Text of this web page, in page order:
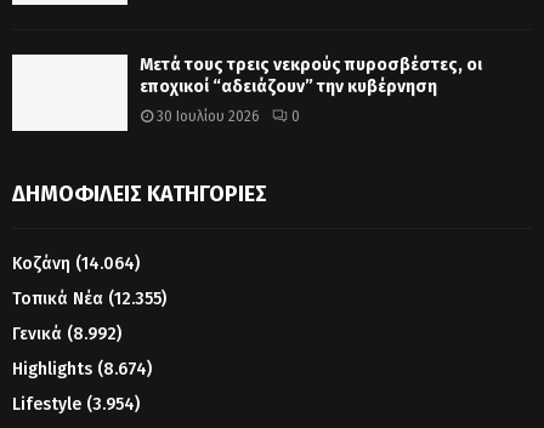
Μετά τους τρεις νεκρούς πυροσβέστες, οι
εποχικοί “αδειάζουν” την κυβέρνηση
30 Ιουλίου 2026 0
ΔΗΜΟΦΙΛΕΊΣ ΚΑΤΗΓΟΡΊΕΣ
Κοζάνη (14.064)
Τοπικά Νέα (12.355)
Γενικά (8.992)
Highlights (8.674)
Lifestyle (3.954)